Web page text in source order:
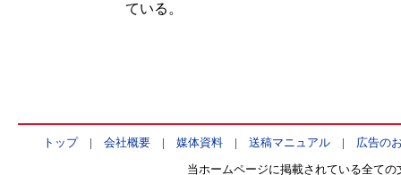
ている。
トップ| 会社概要| 媒体資料| 送稿マニュアル| 広告の
当ホームページに掲載されている全て